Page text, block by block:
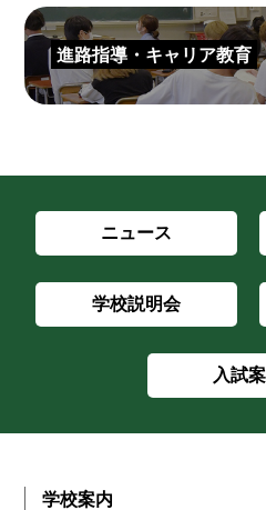
進路指導・キャリア教育
ニュース
学校説明会
入試
学校案内